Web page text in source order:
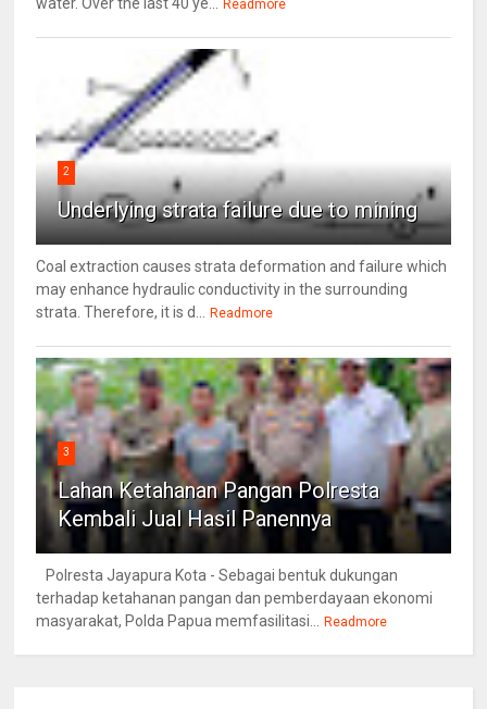
water. Over the last 40 ye... Readmore
2
Underlying strata failure due to mining
Coal extraction causes strata deformation and failure which
may enhance hydraulic conductivity in the surrounding
strata. Therefore, it is d... Readmore
3
Lahan Ketahanan Pangan Polresta
Kembali Jual Hasil Panennya
Polresta Jayapura Kota - Sebagai bentuk dukungan
terhadap ketahanan pangan dan pemberdayaan ekonomi
masyarakat, Polda Papua memfasilitasi... Readmore